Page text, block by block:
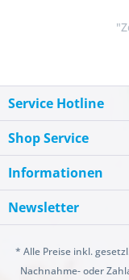
Service Hotline
Shop Service
Informationen
Newsletter
* Alle Preise inkl.
Nachnahme- oder